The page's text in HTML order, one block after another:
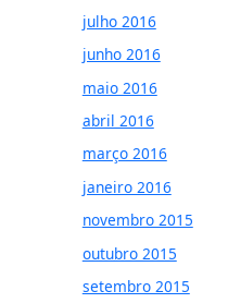
julho 2016
junho 2016
maio 2016
abril 2016
março 2016
janeiro 2016
novembro 2015
outubro 2015
setembro 2015